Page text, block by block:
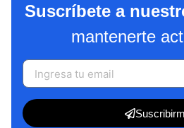
Suscríbete a
mantenerte